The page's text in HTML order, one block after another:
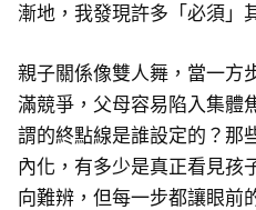
漸地，我發現許多「必須」
親子關係像雙人舞，當一方
滿競爭，父母容易陷入集體
謂的終點線是誰設定的？那
內化，有多少是真正看見孩
向難辨，但每一步都讓眼前